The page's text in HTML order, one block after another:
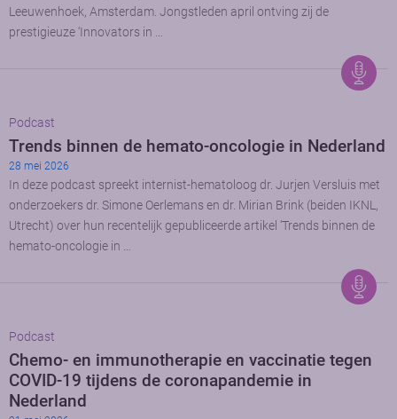
Leeuwenhoek, Amsterdam. Jongstleden april ontving zij de
prestigieuze ‘Innovators in …
Podcast
Trends binnen de hemato-oncologie in Nederland
28 mei 2026
In deze podcast spreekt internist-hematoloog dr. Jurjen Versluis met
onderzoekers dr. Simone Oerlemans en dr. Mirian Brink (beiden IKNL,
Utrecht) over hun recentelijk gepubliceerde artikel ‘Trends binnen de
hemato-oncologie in …
Podcast
Chemo- en immunotherapie en vaccinatie tegen
COVID-19 tijdens de coronapandemie in
Nederland